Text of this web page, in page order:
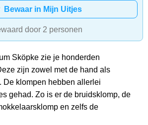
Bewaar in Mijn Uitjes
door 2 personen
Sköpke zie je honderden
zijn zowel met de hand als
De klompen hebben allerlei
gehad. Zo is er de bruidsklomp, de
en zelfs de